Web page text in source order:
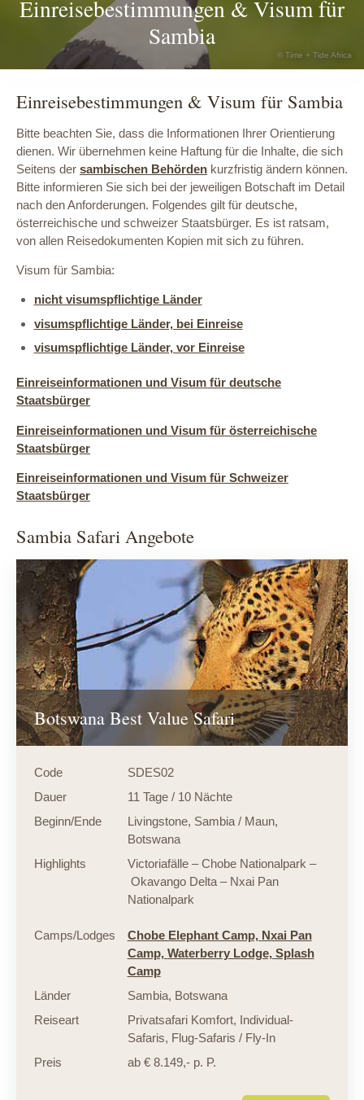
Einreisebestimmungen & Visum für
Sambia
© Time + Tide Africa
Einreisebestimmungen & Visum für Sambia
Bitte beachten Sie, dass die Informationen Ihrer Orientierung
dienen. Wir übernehmen keine Haftung für die Inhalte, die sich
Seitens der sambischen Behörden kurzfristig ändern können.
Bitte informieren Sie sich bei der jeweiligen Botschaft im Detail
nach den Anforderungen. Folgendes gilt für deutsche,
österreichische und schweizer Staatsbürger. Es ist ratsam,
von allen Reisedokumenten Kopien mit sich zu führen.
Visum für Sambia:
nicht visumspflichtige Länder
visumspflichtige Länder, bei Einreise
visumspflichtige Länder, vor Einreise
Einreiseinformationen und Visum für deutsche
Staatsbürger
Einreiseinformationen und Visum für österreichische
Staatsbürger
Einreiseinformationen und Visum für Schweizer
Staatsbürger
Sambia Safari Angebote
Botswana Best Value Safari
Code
SDES02
Dauer
11 Tage / 10 Nächte
Beginn/Ende
Livingstone, Sambia / Maun,
Botswana
Highlights
Victoriafälle – Chobe Nationalpark –
Okavango Delta – Nxai Pan
Nationalpark
Camps/Lodges Chobe Elephant Camp, Nxai Pan
Camp, Waterberry Lodge, Splash
Camp
Länder
Sambia, Botswana
Reiseart
Privatsafari Komfort, Individual-
Safaris, Flug-Safaris / Fly-In
Preis
ab € 8.149,- p. P.